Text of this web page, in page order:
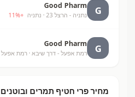
G
Good Pharm
נתניה - הרצל 23 · נתניה +
11%
G
Good Pharm
רמת אפעל - דרך שיבא · רמת אפעל
מחיר פרי חטיף תמרים